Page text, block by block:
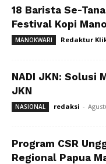
18 Barista Se-
Festival Kopi
MANOKWARI Redaktur
NADI JKN: Solusi
JKN
NASIONAL redaksi -
Program CSR
Regional Papua